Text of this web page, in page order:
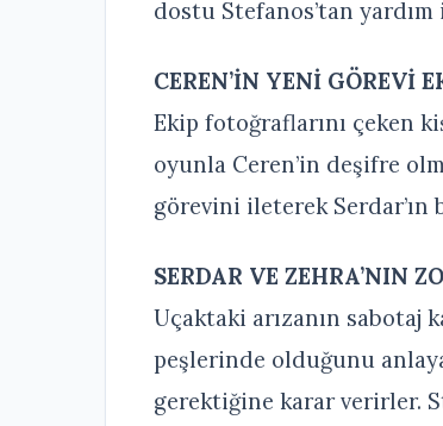
dostu Stefanos’tan yardım
CEREN’İN YENİ GÖREVİ
Ekip fotoğraflarını çeken
oyunla Ceren’in deşifre
görevini ileterek
SERDAR VE ZEHRA’NIN
Uçaktaki arızanın sabotaj
peşlerinde olduğunu
gerektiğine karar verirler.